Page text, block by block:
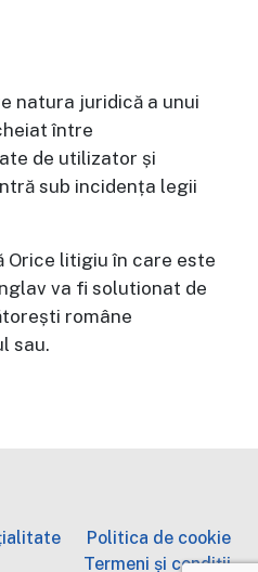
natura juridică a unui
între
de utilizator și
sub incidența legii
litigiu în care este
va fi solutionat de
române
sau.
Politica de cookie
Termeni și condiții